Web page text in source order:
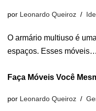
por Leonardo Queiroz
O armário multiuso é
espaços. Esses móveis…
Faça Móveis Você
por Leonardo Queiroz